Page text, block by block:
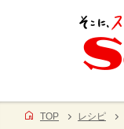
TOP レシピ